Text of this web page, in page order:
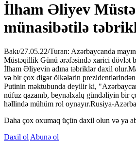
İlham Əliyev
münasibətilə
Bakı/27.05.22/Turan: Azərbaycanda
Müstəqillik Günü ərəfəsində xarici dövlət
İlham Əliyevin adına təbriklər daxil
və bir çox digər ölkələrin
Putinin məktubunda deyilir ki,
nüfuz qazanıb, beynəlxalq gündəliyin bir
həllində mühüm rol oynayır.Rusiya-
Daha çox oxumaq üçün daxil olun və ya
Daxil ol Abunə ol